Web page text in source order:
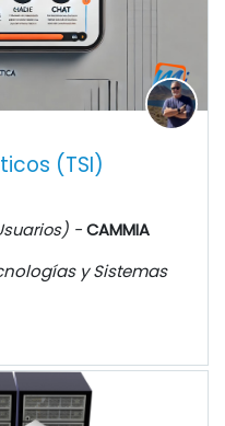
(TSI)
-CAMMIA
y Sistemas